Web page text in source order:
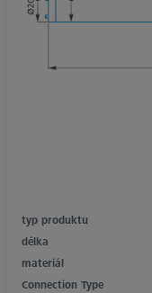
typ produktu
délka
materiál
Connection Type